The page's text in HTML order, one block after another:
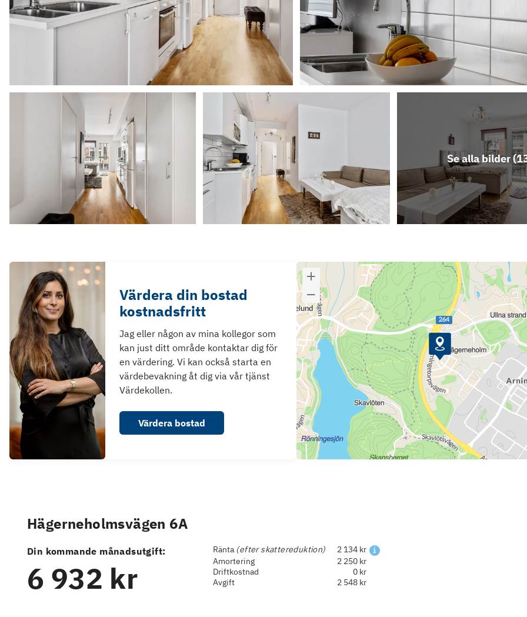
Se alla bilder (
Värdera din bostad
kostnadsfritt
Jag eller någon av mina kollegor som
kan just ditt område kontaktar dig för
en värdering. Vi kan också starta en
värdebevakning åt dig via vår tjänst
Värdekollen.
Värdera bostad
Hägerneholmsvägen 6A
Din kommande månadsutgift:
6 932 kr
Ränta (efter skattereduktion)
2 134 kr
Amortering
2 250 kr
Driftkostnad
0 kr
Avgift
2 548 kr